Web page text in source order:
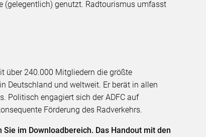
(gelegentlich) genutzt. Radtourismus umfasst
über 240.000 Mitgliedern die größte
Deutschland und weltweit. Er berät in allen
Politisch engagiert sich der ADFC auf
Förderung des Radverkehrs.
im Downloadbereich. Das Handout mit den